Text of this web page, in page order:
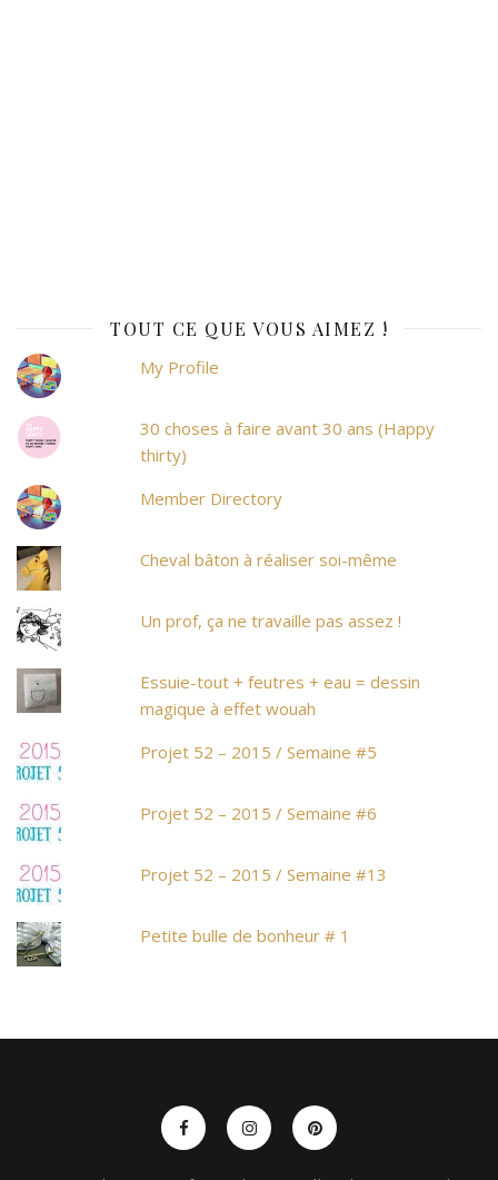
TOUT CE QUE VOUS AIMEZ !
My Profile
30 choses à faire avant 30 ans (Happy
thirty)
Member Directory
Cheval bâton à réaliser soi-même
Un prof, ça ne travaille pas assez !
Essuie-tout + feutres + eau = dessin
magique à effet wouah
Projet 52 – 2015 / Semaine #5
Projet 52 – 2015 / Semaine #6
Projet 52 – 2015 / Semaine #13
Petite bulle de bonheur # 1